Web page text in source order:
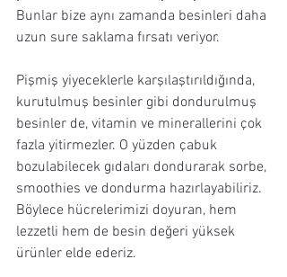
Bunlar bize aynı zamanda besinleri daha
uzun sure saklama fırsatı veriyor.
Pişmiş yiyeceklerle karşılaştırıldığında,
kurutulmuş besinler gibi dondurulmuş
besinler de, vitamin ve minerallerini çok
fazla yitirmezler. O yüzden çabuk
bozulabilecek gıdaları dondurarak sorbe,
smoothies ve dondurma hazırlayabiliriz.
Böylece hücrelerimizi doyuran, hem
lezzetli hem de besin değeri yüksek
ürünler elde ederiz.